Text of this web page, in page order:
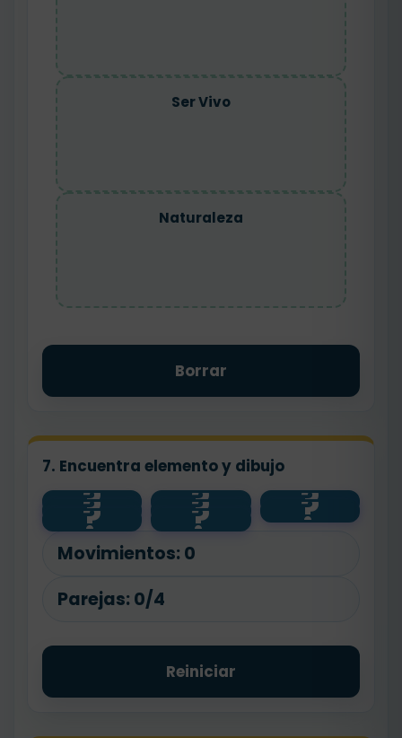
Ser Vivo
Naturaleza
Borrar
7. Encuentra elemento y dibujo
?
🌱 ?
💧 ?
planta
?
salud ?
🧼 ?
animal
?
agua ?
🐾
Movimientos: 0
Parejas: 0/4
Reiniciar